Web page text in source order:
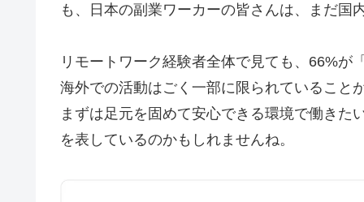
も、日本の副業ワーカーの皆さんは、まだ国
リモートワーク経験者全体で見ても、66%
海外での活動はごく一部に限られていること
まずは足元を固めて安心できる環境で働きた
を表しているのかもしれませんね。